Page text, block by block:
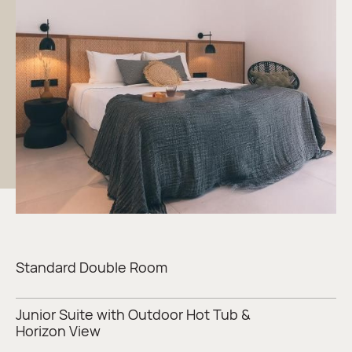
κοσμούνται με φυσικούς κορμούς πεύκου και
καλαμωτές, σε συνδυασμό με τη ζεστασιά της
αμερικανικής βελανιδιάς στους εσωτερικούς
χώρους, ενισχύουν τη φυσική ατμόσφαιρα. Το
pièce de resistance του καταλύματος είναι η
μαγευτική θέα στο Αιγαίο Πέλαγος, που
προσφέρει ένα μαγευτικό σκηνικό, ειδικά κατά τη
διάρκεια των περίφημων ηλιοβασιλεμάτων.
κέντρο της Μυκόνου (2,8χλμ/1,74μ.), τα νυχτερινά
κέντρα, τις παραλίες και το αεροδρόμιο
Standard Double Room
Junior Suite with Outdoor Hot Tub &
Horizon View